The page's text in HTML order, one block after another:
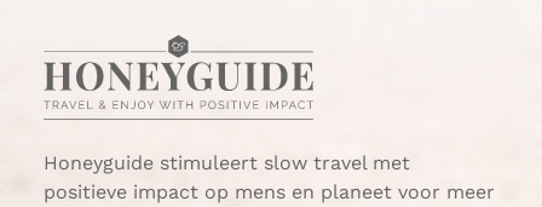
Honeyguide stimuleert slow travel met
positieve impact op mens en planeet voor meer